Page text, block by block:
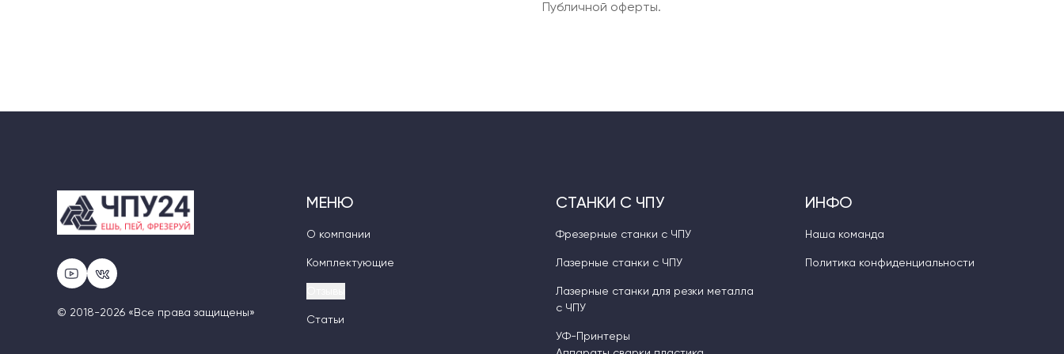
Публичной оферты.
© 2018-2026 «Все права защищены»
МЕНЮ
О компании
Комплектующие
Статьи
СТАНКИ С ЧПУ
Фрезерные станки с ЧПУ
Лазерные станки с ЧПУ
Лазерные станки для резки металла
с ЧПУ
УФ-Принтеры
ИНФО
Наша команда
Политика конфиденциальности